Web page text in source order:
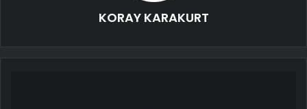
KORAY KARAKURT